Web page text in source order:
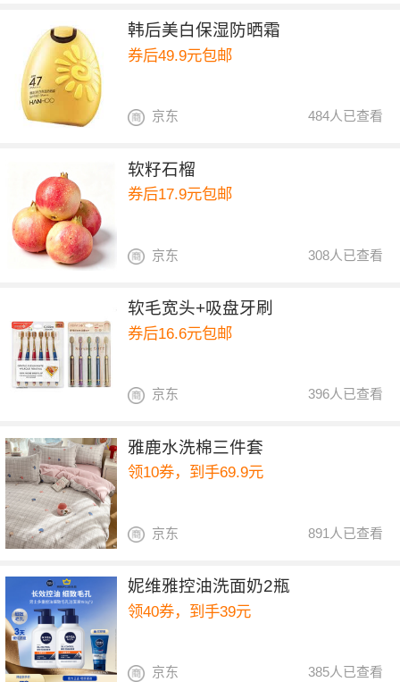
韩后美白保湿防晒霜
券后49.9元包邮
484人已查看
京东
软籽石榴
券后17.9元包邮
308人已查看
京东
软毛宽头+吸盘牙刷
券后16.6元包邮
396人已查看
京东
雅鹿水洗棉三件套
领10券，到手69.9元
891人已查看
京东
妮维雅控油洗面奶2瓶
领40券，到手39元
385人已查看
京东